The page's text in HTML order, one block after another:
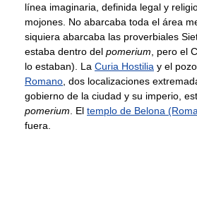
línea imaginaria, definida legal y
mojones. No abarcaba toda el área
siquiera abarcaba las proverbiales
estaba dentro del pomerium , pero el
lo estaban). La Curia Hostilia y el
Romano , dos localizaciones
gobierno de la ciudad y su imperio,
pomerium . El templo de Belona
fuera.